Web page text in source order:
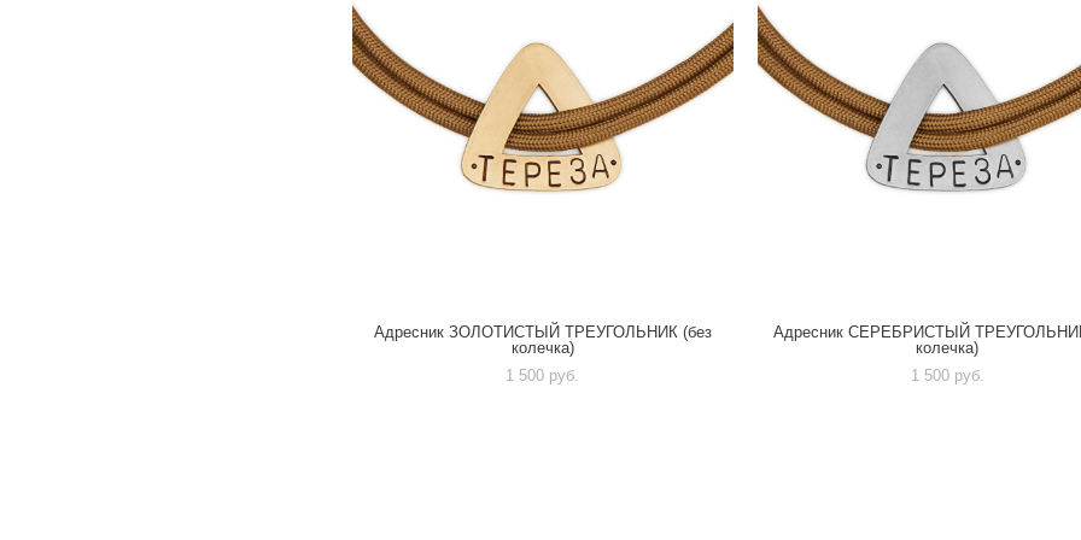
Адресник ЗОЛОТИСТЫЙ ТРЕУГОЛЬНИК (без
колечка)
1 500 pуб.
Адресник СЕРЕБРИСТЫЙ
колечка)
1 500 pуб.